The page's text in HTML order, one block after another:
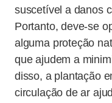
suscetível a danos
Portanto, deve-se
alguma proteção
que ajudem a
disso, a plantação
circulação de ar